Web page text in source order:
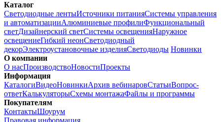
Каталог
Светодиодные лентыИсточники питанияСистемы управления
и автоматизацииАлюминиевые профилиФункциональный
светДизайнерский светСистемы освещенияНаружное
освещениеГибкий неонСветодиодный
декорЭлектроустановочные изделияСветодиоды Новинки
О компании
О насПроизводствоНовостиПроекты
Информация
КаталогиВидеоНовинкиАрхив вебинаровСтатьиВопрос-
ответКалькуляторыСхемы монтажаФайлы и программы
Покупателям
КонтактыШоурум
Правовая информация